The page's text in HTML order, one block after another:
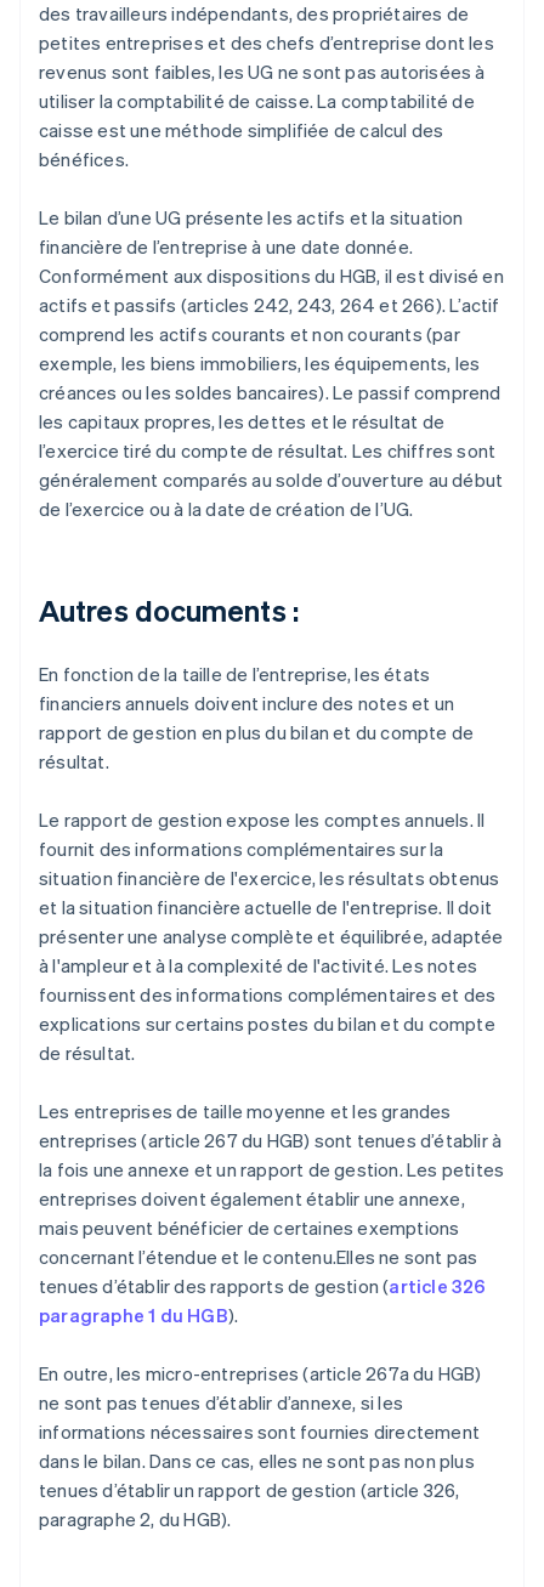
des travailleurs indépendants, des propriétaires de
petites entreprises et des chefs d’entreprise dont les
revenus sont faibles, les UG ne sont pas autorisées à
utiliser la comptabilité de caisse. La comptabilité de
caisse est une méthode simplifiée de calcul des
bénéfices.
Le bilan d’une UG présente les actifs et la situation
financière de l’entreprise à une date donnée.
Conformément aux dispositions du HGB, il est divisé en
actifs et passifs (articles 242, 243, 264 et 266). L’actif
comprend les actifs courants et non courants (par
exemple, les biens immobiliers, les équipements, les
créances ou les soldes bancaires). Le passif comprend
les capitaux propres, les dettes et le résultat de
l’exercice tiré du compte de résultat. Les chiffres sont
généralement comparés au solde d’ouverture au début
de l’exercice ou à la date de création de l’UG.
Autres documents :
En fonction de la taille de l’entreprise, les états
financiers annuels doivent inclure des notes et un
rapport de gestion en plus du bilan et du compte de
résultat.
Le rapport de gestion expose les comptes annuels. Il
fournit des informations complémentaires sur la
situation financière de l'exercice, les résultats obtenus
et la situation financière actuelle de l'entreprise. Il doit
présenter une analyse complète et équilibrée, adaptée
à l'ampleur et à la complexité de l'activité. Les notes
fournissent des informations complémentaires et des
explications sur certains postes du bilan et du compte
de résultat.
Les entreprises de taille moyenne et les grandes
entreprises (article 267 du HGB) sont tenues d’établir à
la fois une annexe et un rapport de gestion. Les petites
entreprises doivent également établir une annexe,
mais peuvent bénéficier de certaines exemptions
concernant l’étendue et le contenu.Elles ne sont pas
tenues d’établir des rapports de gestion (article 326
paragraphe 1 du HGB).
En outre, les micro-entreprises (article 267a du HGB)
ne sont pas tenues d’établir d’annexe, si les
informations nécessaires sont fournies directement
dans le bilan. Dans ce cas, elles ne sont pas non plus
tenues d’établir un rapport de gestion (article 326,
paragraphe 2, du HGB).